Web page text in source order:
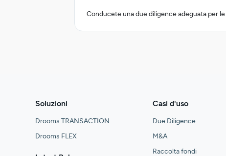
Conducete una due diligence adeguata per
Soluzioni
Drooms TRANSACTION
Drooms FLEX
Casi d'uso
Due Diligence
M&A
Raccolta fondi